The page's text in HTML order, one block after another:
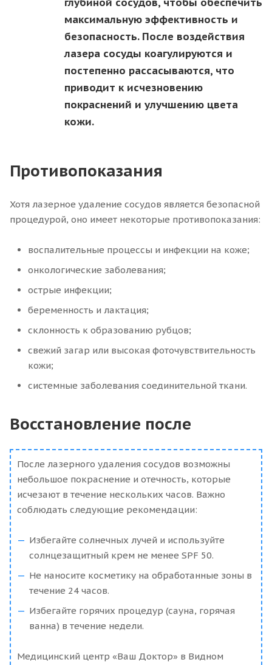
максимальную эффективность и
безопасность. После воздействия
лазера сосуды коагулируются и
постепенно рассасываются, что
приводит к исчезновению
покраснений и улучшению цвета
кожи.
Противопоказания
Хотя лазерное удаление сосудов является безопасной
процедурой, оно имеет некоторые противопоказания:
воспалительные процессы и инфекции на коже;
онкологические заболевания;
острые инфекции;
беременность и лактация;
склонность к образованию рубцов;
свежий загар или высокая фоточувствительность
кожи;
системные заболевания соединительной ткани.
Восстановление после
После лазерного удаления сосудов возможны
небольшое покраснение и отечность, которые
исчезают в течение нескольких часов. Важно
соблюдать следующие рекомендации:
Избегайте солнечных лучей и используйте
солнцезащитный крем не менее SPF 50.
Не наносите косметику на обработанные зоны в
течение 24 часов.
Избегайте горячих процедур (сауна, горячая
ванна) в течение недели.
Медицинский центр «Ваш Доктор» в Видном